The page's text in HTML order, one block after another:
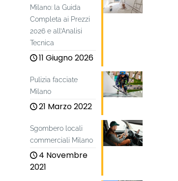
Milano: la Guida
Completa ai Prezzi
2026 e all’Analisi
Tecnica
11 Giugno 2026
Pulizia facciate
Milano
21 Marzo 2022
Sgombero locali
commerciali Milano
4 Novembre
2021